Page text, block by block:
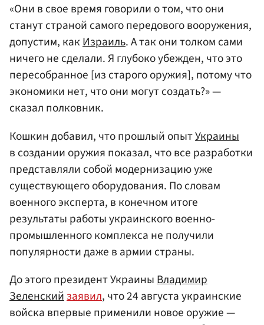
«Они в свое время говорили о том, что они
станут страной самого передового вооружения,
допустим, какИзраиль. А так они толком сами
ничего не сделали. Я глубоко убежден, что это
пересобранное [из старого оружия], потому что
экономики нет, что они могут создать?» —
сказал полковник.
Кошкин добавил, что прошлый опытУкраины
в создании оружия показал, что все разработки
представляли собой модернизацию уже
существующего оборудования. По словам
военного эксперта, в конечном итоге
результаты работы украинского военно-
промышленного комплекса не получили
популярности даже в армии страны.
До этого президент УкраиныВладимир
Зеленскийзаявил, что 24 августа украинские
войска впервые применили новое оружие —